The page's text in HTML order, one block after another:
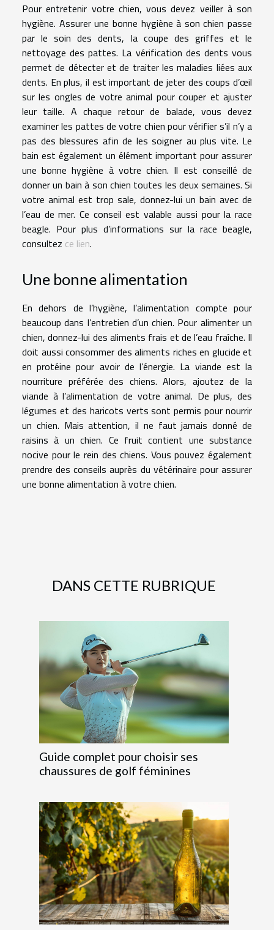
Pour entretenir votre chien, vous devez veiller à son
hygiène. Assurer une bonne hygiène à son chien passe
par le soin des dents, la coupe des griffes et le
nettoyage des pattes. La vérification des dents vous
permet de détecter et de traiter les maladies liées aux
dents. En plus, il est important de jeter des coups d’œil
sur les ongles de votre animal pour couper et ajuster
leur taille. A chaque retour de balade, vous devez
examiner les pattes de votre chien pour vérifier s’il n’y a
pas des blessures afin de les soigner au plus vite. Le
bain est également un élément important pour assurer
une bonne hygiène à votre chien. Il est conseillé de
donner un bain à son chien toutes les deux semaines. Si
votre animal est trop sale, donnez-lui un bain avec de
l’eau de mer. Ce conseil est valable aussi pour la race
beagle. Pour plus d’informations sur la race beagle,
consultez ce lien.
Une bonne alimentation
En dehors de l’hygiène, l’alimentation compte pour
beaucoup dans l’entretien d’un chien. Pour alimenter un
chien, donnez-lui des aliments frais et de l’eau fraîche. Il
doit aussi consommer des aliments riches en glucide et
en protéine pour avoir de l’énergie. La viande est la
nourriture préférée des chiens. Alors, ajoutez de la
viande à l’alimentation de votre animal. De plus, des
légumes et des haricots verts sont permis pour nourrir
un chien. Mais attention, il ne faut jamais donné de
raisins à un chien. Ce fruit contient une substance
nocive pour le rein des chiens. Vous pouvez également
prendre des conseils auprès du vétérinaire pour assurer
une bonne alimentation à votre chien.
DANS CETTE RUBRIQUE
Guide complet pour choisir ses
chaussures de golf féminines